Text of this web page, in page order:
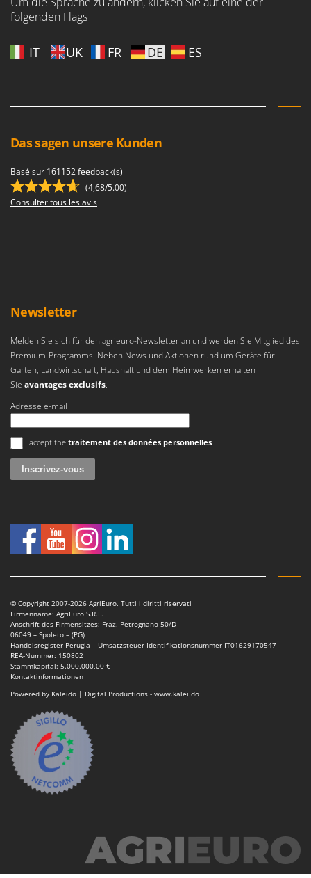
Stanley
Stocker
T
TecnoGen
Telwin
Tenco
Trev - Abrek - TecnoVIR
Troy-Bilt
U
Udor
Unger
V
Verdemax
Vesco
W
Waldner
Weber
Wolf Garten
Wortex
Worx
Y Yard Force
Z
Zanon
Zephir
ZGrills
Zodiac
folgenden Flags
IT UK FR DE ES
Das sagen unsere Kunden
Basé sur 161152 feedback(s)
(4,68/5.00)
Consulter tous les avis
Newsletter
Melden Sie sich für den agrieuro-Newsletter an und werden Sie Mitglied des
Premium-Programms. Neben News und Aktionen rund um Geräte für
Garten, Landwirtschaft, Haushalt und dem Heimwerken erhalten
Sie avantages exclusifs.
Adresse e-mail
Une erreur est survenue
I accept the traitement des données personnelles
© Copyright 2007-2026 AgriEuro. Tutti i diritti riservati
Firmenname: AgriEuro S.R.L.
Anschrift des Firmensitzes: Fraz. Petrognano 50/D
06049 – Spoleto – (PG)
Handelsregister Perugia – Umsatzsteuer-Identifikationsnummer IT01629170547
REA-Nummer: 150802
Stammkapital: 5.000.000,00 €
Kontaktinformationen
Powered by Kaleido | Digital Productions - www.kalei.do